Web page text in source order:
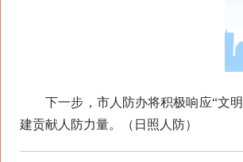
下一步，市人防办将积极响应“文明
建贡献人防力量。（日照人防）